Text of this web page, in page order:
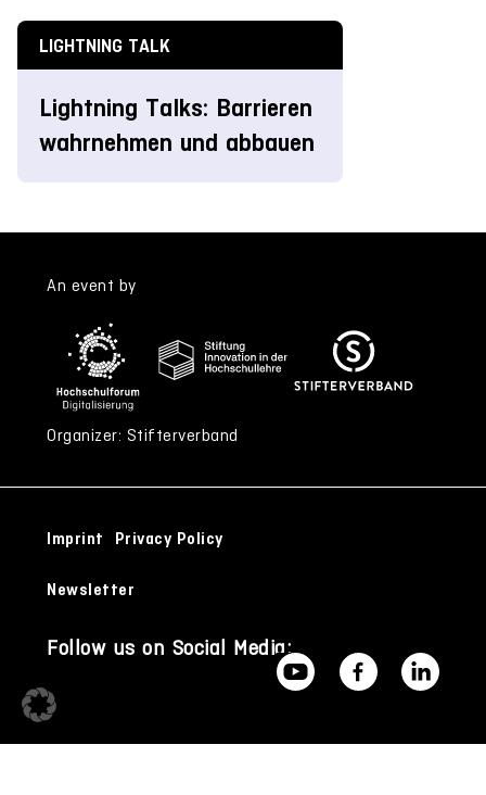
LIGHTNING TALK
Lightning Talks: Barrieren
wahrnehmen und abbauen
An event by
Organizer: Stifterverband
Imprint Privacy Policy
Newsletter
Follow us on Social Media: